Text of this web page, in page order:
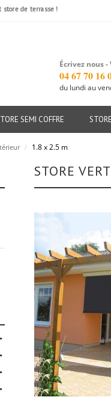
store de terrasse !
Écrivez nous
04 67 70 16
du lundi au
SEMI COFFRE
/ 1.8 x 2.5 m
STORE